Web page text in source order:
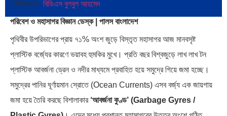
…
প্রতিবেদক: বিডিএস বুলবুল আহমেদ
পরিবেশ ও মহাসাগর বিজ্ঞান ডেস্ক | পালস বাংলাদেশ
পৃথিবীর উপরিভাগের প্রায় ৭১% অংশ জুড়ে বিস্তৃত মহাসাগর আজ মানবসৃষ্ট
প্লাস্টিক বর্জ্যের কারণে ভয়াবহ হুমকির মুখে। প্রতি বছর বিশ্বজুড়ে লাখ লাখ টন
প্লাস্টিক আবর্জনা ড্রেন ও নদীর মাধ্যমে প্রবাহিত হয়ে সমুদ্রে গিয়ে জমা হচ্ছে।
সমুদ্রের পানির ঘূর্ণায়মান স্রোতে (Ocean Currents) এসব বর্জ্য এক জায়গায়
জমা হয়ে তৈরি করছে বিশালাকার ‘আবর্জনা কুণ্ড’ (Garbage Gyres /